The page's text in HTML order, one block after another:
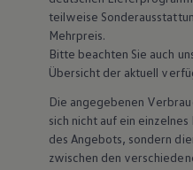
Magazin
Transport
Familie
Volkswagen R
Pannen- und
Volkswagen
teilweise
Mehrpreis.
Bitte beachten Sie auch
Übersicht der aktuell
Die angegebenen
sich nicht auf ein
des Angebots, sondern
zwischen den